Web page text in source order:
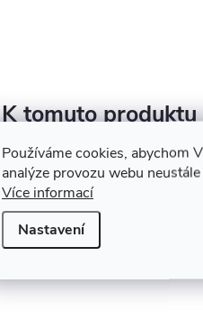
Používáme cookies, abychom
analýze provozu webu
Více informací
Nastavení
K tomuto produktu